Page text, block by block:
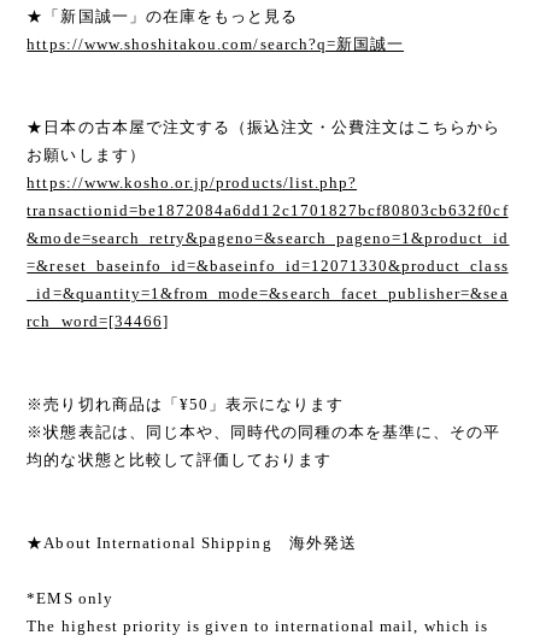
★「新国誠一」の在庫をもっと見る
https://www.shoshitakou.com/search?q=新国誠一
★日本の古本屋で注文する（振込注文・公費注文はこちらから
お願いします）
https://www.kosho.or.jp/products/list.php?
transactionid=be1872084a6dd12c1701827bcf80803cb632f0cf
&mode=search_retry&pageno=&search_pageno=1&product_id
=&reset_baseinfo_id=&baseinfo_id=12071330&product_class
_id=&quantity=1&from_mode=&search_facet_publisher=&sea
rch_word=[34466]
※売り切れ商品は「¥50」表示になります
※状態表記は、同じ本や、同時代の同種の本を基準に、その平
均的な状態と比較して評価しております
★About International Shipping 海外発送
*EMS only
The highest priority is given to international mail, which is